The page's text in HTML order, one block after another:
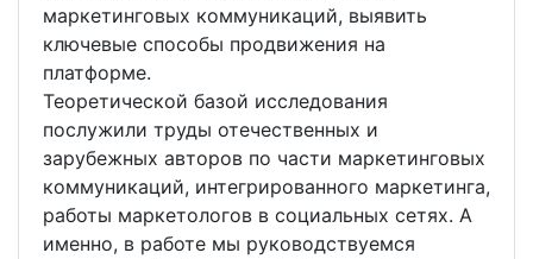
маркетинговых коммуникаций, выявить
ключевые способы продвижения на
платформе.
Теоретической базой исследования
послужили труды отечественных и
зарубежных авторов по части маркетинговых
коммуникаций, интегрированного маркетинга,
работы маркетологов в социальных сетях. А
именно, в работе мы руководствуемся